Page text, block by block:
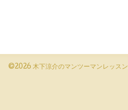
©2026 木下涼介のマンツーマンレッスン